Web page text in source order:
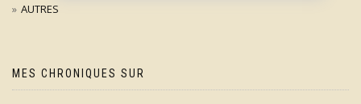
AUTRES
MES CHRONIQUES SUR